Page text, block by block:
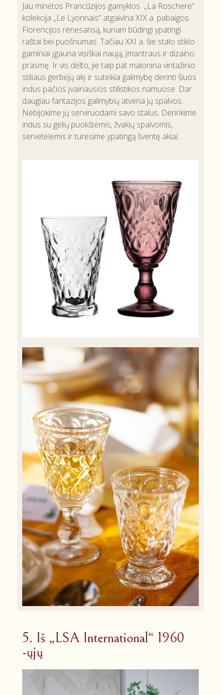
Jau minėtos Prancūzijos gamyklos „La Roschere“
kolekcija „Le Lyonnais“ atgaivina XIX a. pabaigos
Florencijos renesansą, kuriam būdingi ypatingi
raštai bei puošnumas. Tačiau XXI a. šie stalo stiklo
gaminiai įgauna visiškai naują, įmantraus ir dizaino
prasmę. Ir vis dėlto, jie taip pat malonina vintažinio
stiliaus gerbėjų akį ir suteikia galimybę derinti šiuos
indus pačios įvairiausios stilistikos namuose. Dar
daugiau fantazijos galimybių atveria jų spalvos.
Nebijokime jų serviruodami savo stalus. Derinkime
indus su gėlių puokštėmis, žvakių spalvomis,
servetėlėmis ir turėsime ypatingą šventę akiai.
5. Iš „LSA International“ 1960
-ųjų